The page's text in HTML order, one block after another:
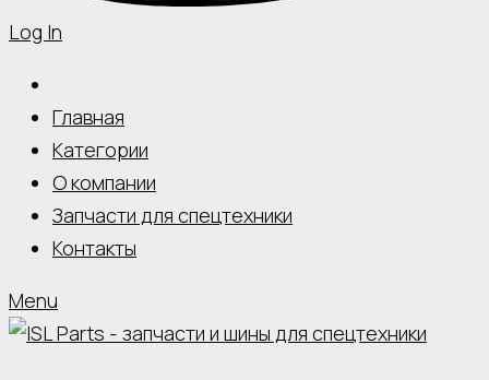
Log In
Главная
Категории
О компании
Запчасти для спецтехники
Контакты
Menu